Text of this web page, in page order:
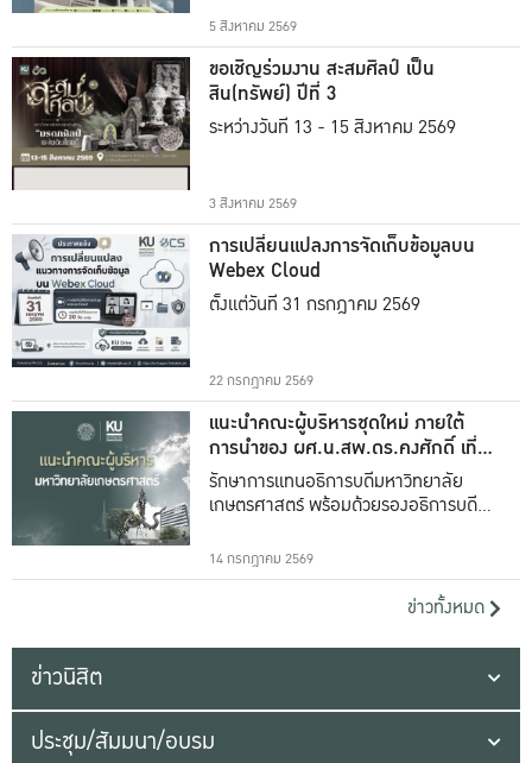
5 สิงหาคม 2569
ขอเชิญร่วมงาน สะสมศิลป์ เป็น
สิน(ทรัพย์) ปีที่ 3
ระหว่างวันที่ 13 - 15 สิงหาคม 2569
3 สิงหาคม 2569
การเปลี่ยนแปลงการจัดเก็บข้อมูลบน
Webex Cloud
ตั้งแต่วันที่ 31 กรกฎาคม 2569
22 กรกฎาคม 2569
แนะนำคณะผู้บริหารชุดใหม่ ภายใต้
การนำของ ผศ.น.สพ.ดร.คงศักดิ์ เที่ยง
ธรรม
รักษาการแทนอธิการบดีมหาวิทยาลัย
เกษตรศาสตร์ พร้อมด้วยรองอธิการบดีทั้ง
14 กรกฎาคม 2569
ข่าวทั้งหมด
ข่าวนิสิต
ประชุม/สัมมนา/อบรม